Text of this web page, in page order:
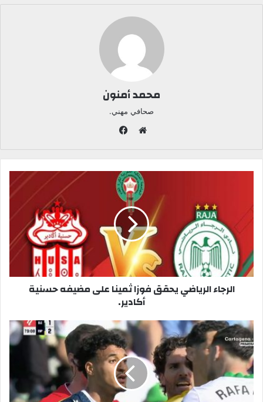
محمد أمنون
صحافي مهني.
و
ق
ع
ا
و
ي
ب
س
ب
و
ك
الرجاء الرياضي يحقق فوزا ثمينا على مضيفه حسنية
أكادير.